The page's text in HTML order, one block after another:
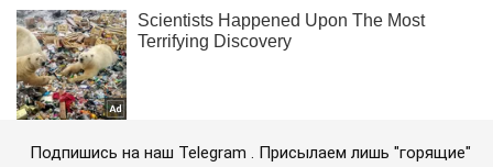
Подпишись на наш Telegram . Присылаем лишь "горящие"